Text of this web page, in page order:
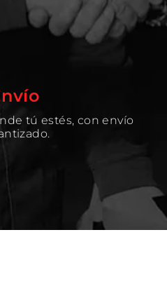
tú estés, con envío